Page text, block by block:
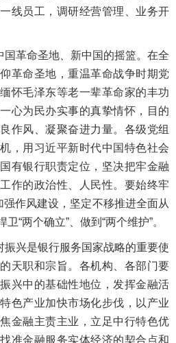
线员工，调研经营管理、业务开
国革命圣地、新中国的摇篮。在全
革命圣地，重温革命战争时期党
怀毛泽东等老一辈革命家的丰功
心为民办实事的真挚情怀，目的
作风、凝聚奋进力量。各级党组
，用习近平新时代中国特色社会
有银行职责定位，坚决把牢金融
作的政治性、人民性。要始终牢
强作风建设，坚定不移推进全面从
“两个确立”、做到“两个维护”。
振兴是银行服务国家战略的重要使
天职和宗旨。各机构、各部门要
兴中的基础性地位，发挥金融活
色产业加快市场化步伐，以产业
金融主责主业，立足中行特色优
准金融服务实体经济的契合点和